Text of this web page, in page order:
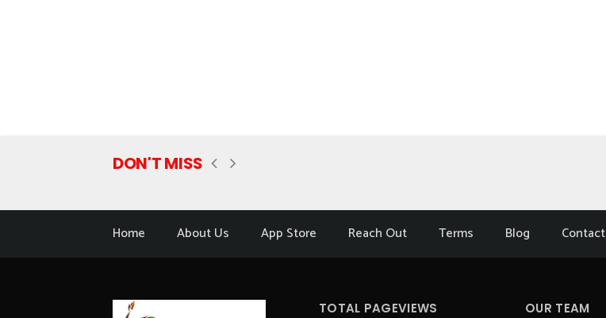
DON'T MISS
Home About Us App Store Reach Out Terms Blog Contact
TOTAL PAGEVIEWS OUR TEAM